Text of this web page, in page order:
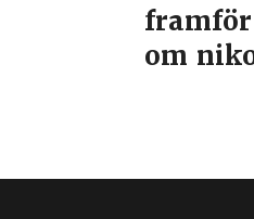
framför
om